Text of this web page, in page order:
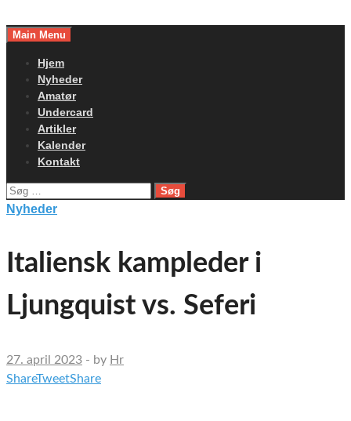
toMain Menu
Hjem
Nyheder
Amatør
Undercard
Artikler
Kalender
Kontakt
Søg
efter:
Nyheder
Italiensk kampleder i
Ljungquist vs. Seferi
27. april 2023 - by Hr
ShareTweetShare